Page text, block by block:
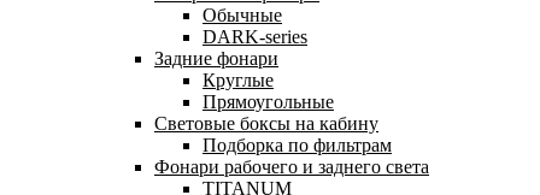
Обычные
DARK-series
Задние фонари
Круглые
Прямоугольные
Световые боксы на кабину
Подборка по фильтрам
Фонари рабочего и заднего света
TITANUM